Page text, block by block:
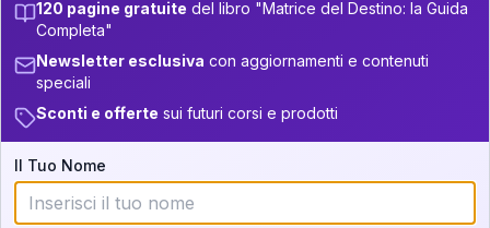
17.5-18.5 +3 18
34-36
36-37.5
38.5-39
Analisi, Significato e
Interpretazione
l'interpretazione!
GRATIS
Zona del Ritratto
120 pagine gratuite del libro "Matrice del Destino: la Guida
Completa"
Newsletter esclusiva con aggiornamenti e contenuti
speciali
Sconti e offerte sui futuri corsi e prodotti
Il Tuo Nome